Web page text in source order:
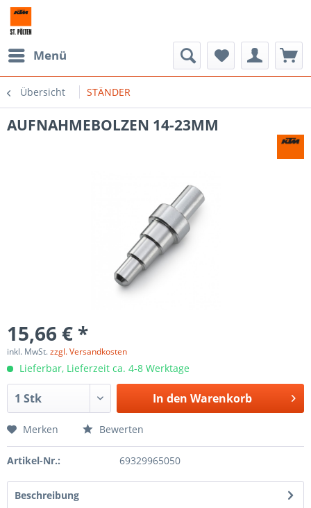
Menü
Übersicht STÄNDER
AUFNAHMEBOLZEN 14-23MM
15,66 € *
inkl. MwSt.zzgl. Versandkosten
Lieferbar, Lieferzeit ca. 4-8 Werktage
In den Warenkorb
Merken Bewerten
Artikel-Nr.: 69329965050
Beschreibung